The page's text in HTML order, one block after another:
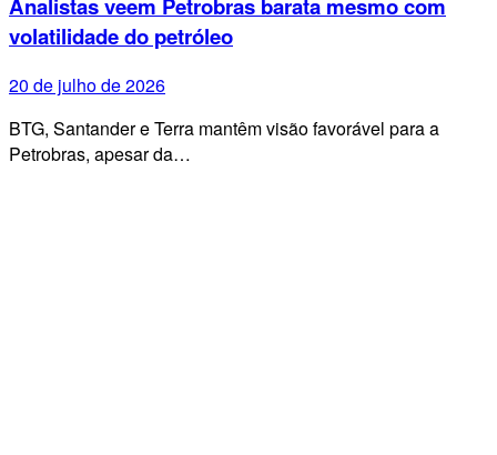
Analistas veem Petrobras barata mesmo com
volatilidade do petróleo
20 de julho de 2026
BTG, Santander e Terra mantêm visão favorável para a
Petrobras, apesar da…